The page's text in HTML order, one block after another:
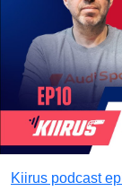
Kiirus podcast